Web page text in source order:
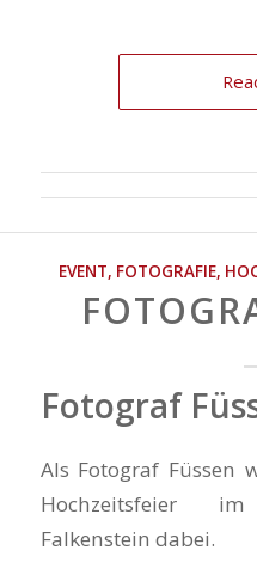
EVENT, FOTOGRAFIE,
Fotograf
Als Fotograf Füssen
Hochzeitsfeier
Falkenstein dabei.